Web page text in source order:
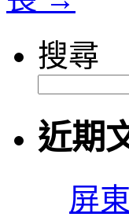
搜尋
近期
屏